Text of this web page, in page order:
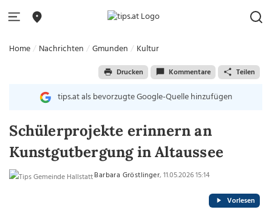
Home Nachrichten Gmunden Kultur
Drucken Kommentare Teilen
tips.at als bevorzugte Google-Quelle hinzufügen
Schülerprojekte erinnern an
Kunstgutbergung in Altaussee
Barbara Gröstlinger, 11.05.2026 15:14
Vorlesen